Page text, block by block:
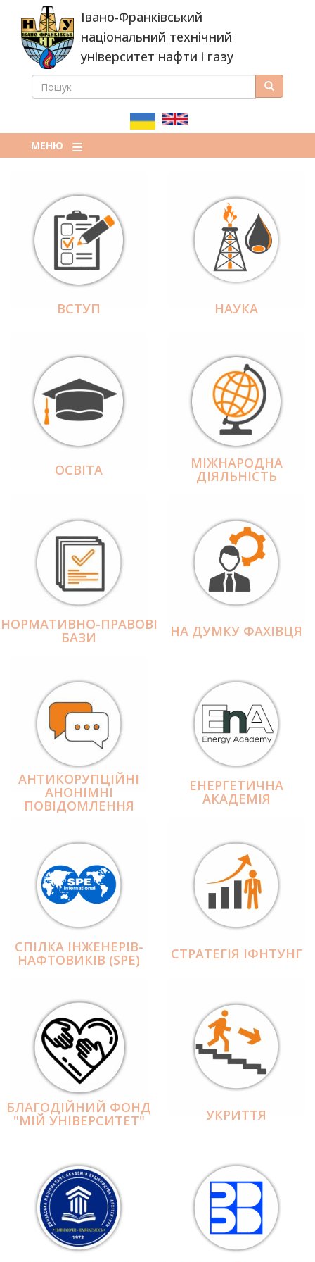
основного
вмісту
Івано-Франківський
національний технічний
університет нафти і газу
ПОШУКОВА
ПОШУК Пошук
МЕНЮ
ВСТУП НАУКА
ОСВІТА МІЖНАРОДНА
ДІЯЛЬНІCТЬ
НОРМАТИВНО-ПРАВОВІ
БАЗИ НА ДУМКУ ФАХІВЦЯ
АНТИКОРУПЦІЙНІ
АНОНІМНІ
ПОВІДОМЛЕННЯ
ЕНЕРГЕТИЧНА
АКАДЕМІЯ
СПІЛКА ІНЖЕНЕРІВ-
НАФТОВИКІВ (SPE) СТРАТЕГІЯ ІФНТУНГ
БЛАГОДІЙНИЙ ФОНД
"МІЙ УНІВЕРСИТЕТ" УКРИТТЯ